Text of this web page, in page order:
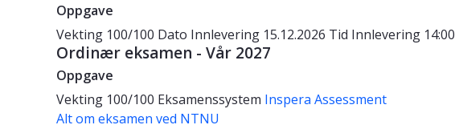
Oppgave
Vekting 100/100 Dato Innlevering 15.12.2026 Tid Innlevering 14:00
Ordinær eksamen - Vår 2027
Oppgave
Vekting 100/100 Eksamenssystem Inspera Assessment
Alt om eksamen ved NTNU